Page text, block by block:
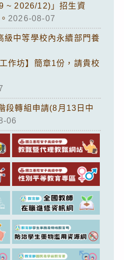
~ 2026/12)」招生資
2026-08-07
級中等學校內永續部門養
作坊】簡章1份，請貴校
段轉組申請(8月13日中
06